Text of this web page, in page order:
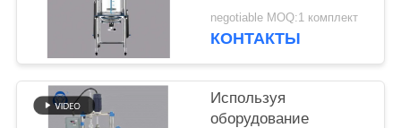
5Л 10Л 20Л 50Л 100Л
150Л 200Л
negotiable MOQ:1 комплект
КОНТАКТЫ
Используя
оборудование